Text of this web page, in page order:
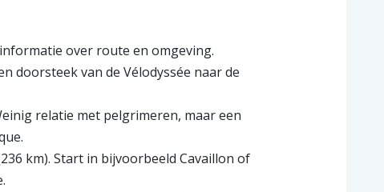
over route en omgeving.
doorsteek van de Vélodyssée naar de
relatie met pelgrimeren, maar een
km). Start in bijvoorbeeld Cavaillon of